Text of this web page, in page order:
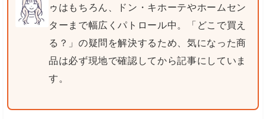
ゥはもちろん、ドン・キホーテやホームセン
ターまで幅広くパトロール中。「どこで買え
る？」の疑問を解決するため、気になった商
品は必ず現地で確認してから記事にしていま
す。